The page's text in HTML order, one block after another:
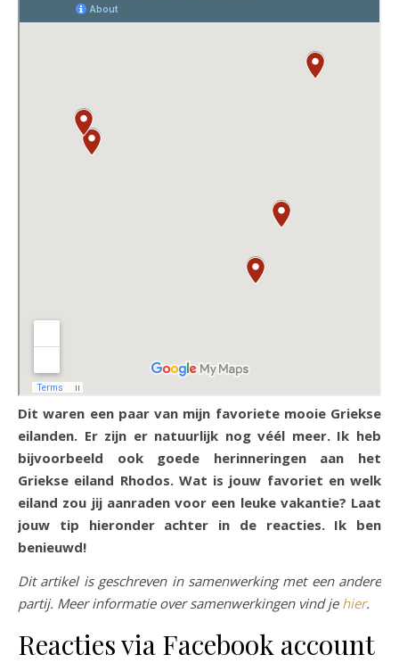
Dit waren een paar van mijn favoriete mooie Griekse
eilanden. Er zijn er natuurlijk nog véél meer. Ik heb
bijvoorbeeld ook goede herinneringen aan het
Griekse eiland Rhodos. Wat is jouw favoriet en welk
eiland zou jij aanraden voor een leuke vakantie? Laat
jouw tip hieronder achter in de reacties. Ik ben
benieuwd!
Dit artikel is geschreven in samenwerking met een andere
partij. Meer informatie over samenwerkingen vind je hier.
Reacties via Facebook account